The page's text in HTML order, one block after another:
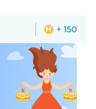
+ 150